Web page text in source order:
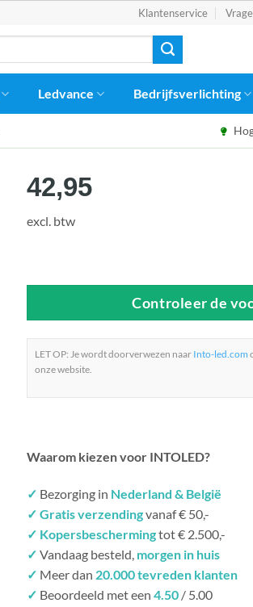
Klantenservice
Ledvance Bedrijfsverlichting
42,95
excl. btw
Controleer de
LET OP: Je wordt doorverwezen naar Into-led.com
onze website.
Waarom kiezen voor INTOLED?
✓ Bezorging in Nederland & België
✓ Gratis verzendingvanaf € 50,-
✓ Kopersbeschermingtot € 2.500,-
✓ Vandaag besteld, morgen in huis
✓ Meer dan 20.000 tevreden klanten
✓ Beoordeeld met een 4.50 / 5.00